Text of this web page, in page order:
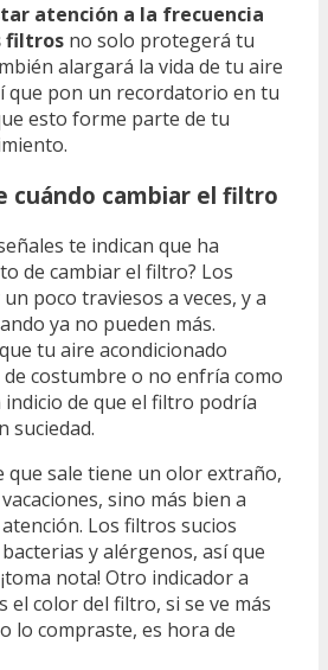
atención a la frecuencia
filtros no solo protegerá tu
alargará la vida de tu aire
que pon un recordatorio en tu
esto forme parte de tu
cuándo cambiar el filtro
te indican que ha
de cambiar el filtro? Los
poco traviesos a veces, y a
ya no pueden más.
tu aire acondicionado
costumbre o no enfría como
de que el filtro podría
suciedad.
que sale tiene un olor extraño,
sino más bien a
Los filtros sucios
y alérgenos, así que
nota! Otro indicador a
el color del filtro, si se ve más
lo compraste, es hora de